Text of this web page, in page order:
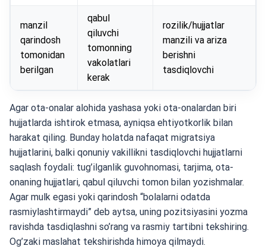
manzil
qarindosh
tomonidan
berilgan
qabul
qiluvchi
tomonning
vakolatlari
kerak
rozilik/hujjatlar
manzili va ariza
berishni
tasdiqlovchi
Agar ota-onalar alohida yashasa yoki ota-onalardan biri
hujjatlarda ishtirok etmasa, ayniqsa ehtiyotkorlik bilan
harakat qiling. Bunday holatda nafaqat migratsiya
hujjatlarini, balki qonuniy vakillikni tasdiqlovchi hujjatlarni
saqlash foydali: tug’ilganlik guvohnomasi, tarjima, ota-
onaning hujjatlari, qabul qiluvchi tomon bilan yozishmalar.
Agar mulk egasi yoki qarindosh “bolalarni odatda
rasmiylashtirmaydi” deb aytsa, uning pozitsiyasini yozma
ravishda tasdiqlashni so’rang va rasmiy tartibni tekshiring.
Og’zaki maslahat tekshirishda himoya qilmaydi.